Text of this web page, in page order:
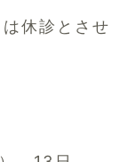
休診とさせ